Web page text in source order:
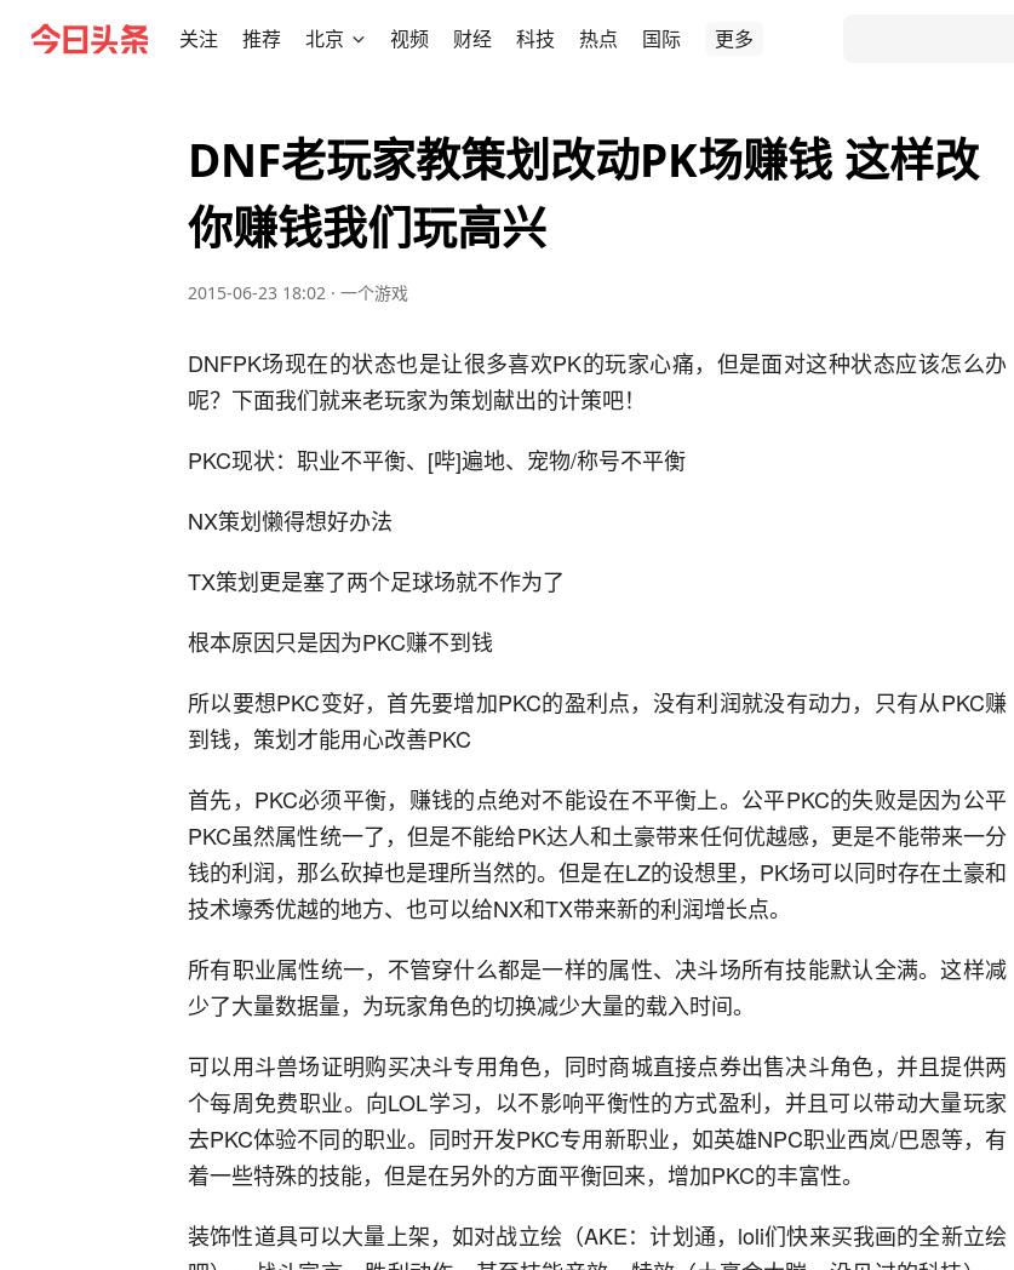
关注 推荐 北京 视频 财经 科技 热点 国际 更多
DNF老玩家教策划改动PK场赚钱 这样改
你赚钱我们玩高兴
2015-06-23 18:02 · 一个游戏
DNFPK场现在的状态也是让很多喜欢PK的玩家心痛，但是面对这种状态应该怎么办
呢？下面我们就来老玩家为策划献出的计策吧！
PKC现状：职业不平衡、[哔]遍地、宠物/称号不平衡
NX策划懒得想好办法
TX策划更是塞了两个足球场就不作为了
根本原因只是因为PKC赚不到钱
所以要想PKC变好，首先要增加PKC的盈利点，没有利润就没有动力，只有从PKC赚
到钱，策划才能用心改善PKC
首先，PKC必须平衡，赚钱的点绝对不能设在不平衡上。公平PKC的失败是因为公平
PKC虽然属性统一了，但是不能给PK达人和土豪带来任何优越感，更是不能带来一分
钱的利润，那么砍掉也是理所当然的。但是在LZ的设想里，PK场可以同时存在土豪和
技术壕秀优越的地方、也可以给NX和TX带来新的利润增长点。
所有职业属性统一，不管穿什么都是一样的属性、决斗场所有技能默认全满。这样减
少了大量数据量，为玩家角色的切换减少大量的载入时间。
可以用斗兽场证明购买决斗专用角色，同时商城直接点券出售决斗角色，并且提供两
个每周免费职业。向LOL学习，以不影响平衡性的方式盈利，并且可以带动大量玩家
去PKC体验不同的职业。同时开发PKC专用新职业，如英雄NPC职业西岚/巴恩等，有
着一些特殊的技能，但是在另外的方面平衡回来，增加PKC的丰富性。
装饰性道具可以大量上架，如对战立绘（AKE：计划通，loli们快来买我画的全新立绘